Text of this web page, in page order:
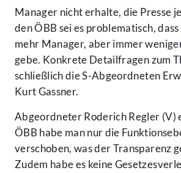
Manager nicht erhalte, die Presse
den ÖBB sei es problematisch,
mehr Manager, aber immer
gebe. Konkrete Detailfragen zum
schließlich die S-Abgeordneten
Kurt Gassner.
Abgeordneter Roderich Regler (V)
ÖBB habe man nur die
verschoben, was der Transparenz
Zudem habe es keine